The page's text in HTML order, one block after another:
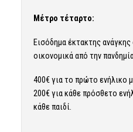
Μέτρο τέταρτο:
Εισόδημα έκτακτης
οικονομικά από την
400€ για το πρώτο ενήλικο
200€ για κάθε πρόσθετο
κάθε παιδί.